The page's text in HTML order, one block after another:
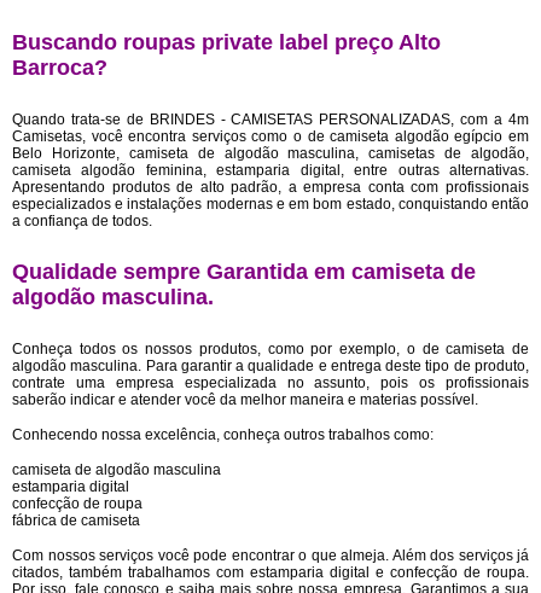
Buscando roupas private label preço Alto
Barroca?
Quando trata-se de BRINDES - CAMISETAS PERSONALIZADAS, com a 4m
Camisetas, você encontra serviços como o de camiseta algodão egípcio em
Belo Horizonte, camiseta de algodão masculina, camisetas de algodão,
camiseta algodão feminina, estamparia digital, entre outras alternativas.
Apresentando produtos de alto padrão, a empresa conta com profissionais
especializados e instalações modernas e em bom estado, conquistando então
a confiança de todos.
Qualidade sempre Garantida em camiseta de
algodão masculina.
Conheça todos os nossos produtos, como por exemplo, o de camiseta de
algodão masculina. Para garantir a qualidade e entrega deste tipo de produto,
contrate uma empresa especializada no assunto, pois os profissionais
saberão indicar e atender você da melhor maneira e materias possível.
Conhecendo nossa excelência, conheça outros trabalhos como:
camiseta de algodão masculina
estamparia digital
confecção de roupa
fábrica de camiseta
Com nossos serviços você pode encontrar o que almeja. Além dos serviços já
citados, também trabalhamos com estamparia digital e confecção de roupa.
Por isso, fale conosco e saiba mais sobre nossa empresa. Garantimos a sua